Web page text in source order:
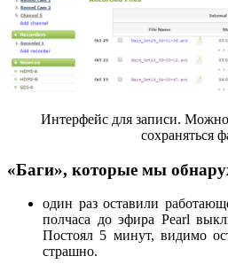
Интерфейс для записи. Можно
сохраняться
«Баги», которые мы
один раз оставили
полчаса до эфира Pearl
Постоял 5 минут, видимо
страшно.